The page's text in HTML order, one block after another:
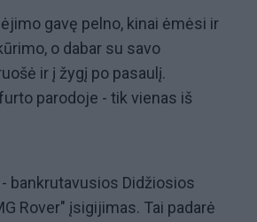
gavę pelno, kinai ėmėsi ir
o dabar su savo
ir į žygį po pasaulį.
parodoje - tik vienas iš
bankrutavusios Didžiosios
Rover" įsigijimas. Tai padarė